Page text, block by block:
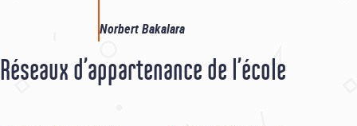
Norbert Bakalara
Réseaux d’appartenance de l’école